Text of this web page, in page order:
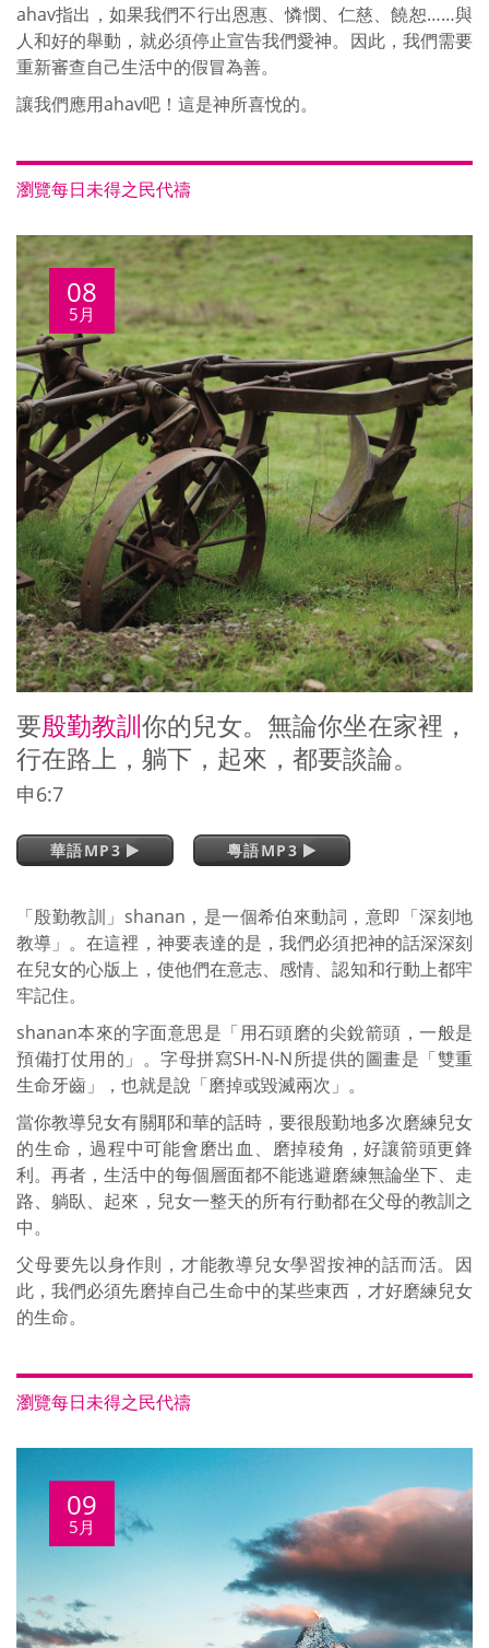
ahav指出，如果我們不行出恩惠、憐憫、仁慈、饒恕……與
人和好的舉動，就必須停止宣告我們愛神。因此，我們需要
重新審查自己生活中的假冒為善。
讓我們應用ahav吧！這是神所喜悅的。
瀏覽每日未得之民代禱
08
5月
要殷勤教訓你的兒女。無論你坐在家裡，
行在路上，躺下，起來，都要談論。
申6:7
華語MP3 粵語MP3
「殷勤教訓」shanan，是一個希伯來動詞，意即「深刻地
教導」。在這裡，神要表達的是，我們必須把神的話深深刻
在兒女的心版上，使他們在意志、感情、認知和行動上都牢
牢記住。
shanan本來的字面意思是「用石頭磨的尖銳箭頭，一般是
預備打仗用的」。字母拼寫SH-N-N所提供的圖畫是「雙重
生命牙齒」，也就是說「磨掉或毀滅兩次」。
當你教導兒女有關耶和華的話時，要很殷勤地多次磨練兒女
的生命，過程中可能會磨出血、磨掉稜角，好讓箭頭更鋒
利。再者，生活中的每個層面都不能逃避磨練無論坐下、走
路、躺臥、起來，兒女一整天的所有行動都在父母的教訓之
中。
父母要先以身作則，才能教導兒女學習按神的話而活。因
此，我們必須先磨掉自己生命中的某些東西，才好磨練兒女
的生命。
瀏覽每日未得之民代禱
09
5月